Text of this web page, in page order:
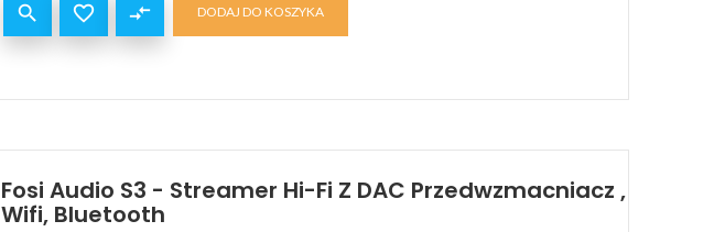
  compare_arrows DODAJ DO KOSZYKA
Fosi Audio S3 - Streamer Hi-Fi Z DAC Przedwzmacniacz ,
Wifi, Bluetooth